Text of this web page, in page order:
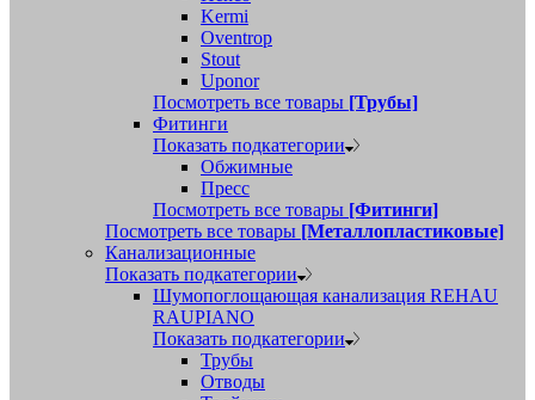
Kermi
Oventrop
Stout
Uponor
Посмотреть все товары [Трубы]
Фитинги
Показать подкатегории
Обжимные
Пресс
Посмотреть все товары [Фитинги]
Посмотреть все товары [Металлопластиковые]
Канализационные
Показать подкатегории
Шумопоглощающая канализация REHAU
RAUPIANO
Показать подкатегории
Трубы
Отводы